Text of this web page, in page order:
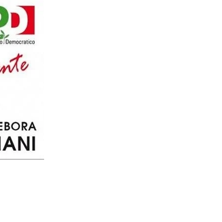
Informazione
al biologico italiano